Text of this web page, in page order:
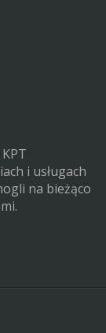
i usługach
na bieżąco